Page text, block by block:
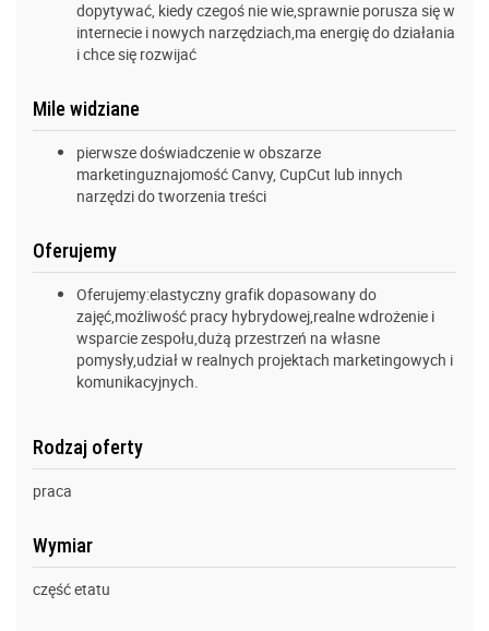
dopytywać, kiedy czegoś nie wie,sprawnie porusza się w
internecie i nowych narzędziach,ma energię do działania
i chce się rozwijać
Mile widziane
pierwsze doświadczenie w obszarze
marketinguznajomość Canvy, CupCut lub innych
narzędzi do tworzenia treści
Oferujemy
Oferujemy:elastyczny grafik dopasowany do
zajęć,możliwość pracy hybrydowej,realne wdrożenie i
wsparcie zespołu,dużą przestrzeń na własne
pomysły,udział w realnych projektach marketingowych i
komunikacyjnych.
Rodzaj oferty
praca
Wymiar
część etatu